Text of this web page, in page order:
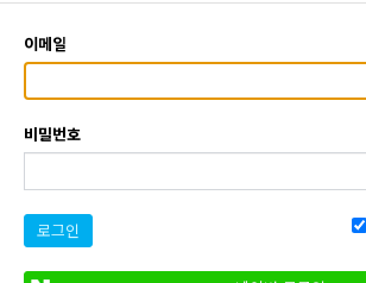
이메일
비밀번호
로그인